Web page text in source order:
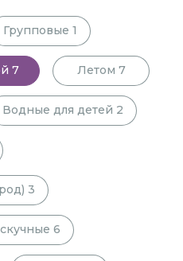
Групповые 1
7 Летом 7
Водные для детей 2
3
6